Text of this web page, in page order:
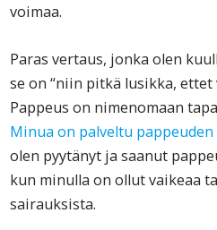
voimaa.
Paras vertaus, jonka olen
se on “niin pitkä lusikka, ettet
Pappeus on nimenomaan
Minua on palveltu
olen pyytänyt ja saanut
kun minulla on ollut vaikeaa
sairauksista.